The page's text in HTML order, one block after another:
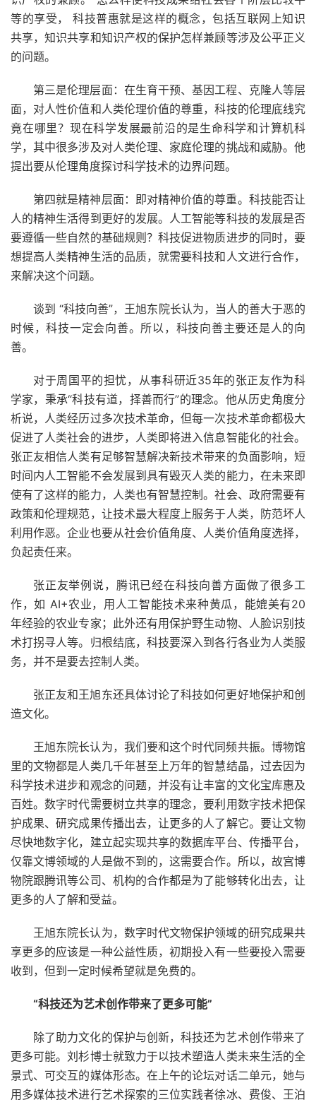
等的享受， 科技普惠就是这样的概念，包括互联网上知识
共享，知识共享和知识产权的保护怎样兼顾等涉及公平正义
的问题。
第三是伦理层面：在生育干预、基因工程、克隆人等层
面，对人性价值和人类伦理价值的尊重，科技的伦理底线究
竟在哪里？现在科学发展最前沿的是生命科学和计算机科
学，其中很多涉及对人类伦理、家庭伦理的挑战和威胁。他
提出要从伦理角度探讨科学技术的边界问题。
第四就是精神层面：即对精神价值的尊重。科技能否让
人的精神生活得到更好的发展。人工智能等科技的发展是否
要遵循一些自然的基础规则？科技促进物质进步的同时，要
想提高人类精神生活的品质，就需要科技和人文进行合作，
来解决这个问题。
谈到 “科技向善”，王旭东院长认为，当人的善大于恶的
时候，科技一定会向善。所以，科技向善主要还是人的向
善。
对于周国平的担忧，从事科研近35年的张正友作为科
学家，秉承“科技有道，择善而行”的理念。他从历史角度分
析说，人类经历过多次技术革命，但每一次技术革命都极大
促进了人类社会的进步，人类即将进入信息智能化的社会。
张正友相信人类有足够智慧解决新技术带来的负面影响，短
时间内人工智能不会发展到具有毁灭人类的能力，在未来即
使有了这样的能力，人类也有智慧控制。社会、政府需要有
政策和伦理规范，让技术最大程度上服务于人类，防范坏人
利用作恶。企业也要从社会价值角度、人类价值角度选择，
负起责任来。
张正友举例说，腾讯已经在科技向善方面做了很多工
作，如 AI+农业，用人工智能技术来种黄瓜，能媲美有20
年经验的农业专家；此外还有用保护野生动物、人脸识别技
术打拐寻人等。归根结底，科技要深入到各行各业为人类服
务，并不是要去控制人类。
张正友和王旭东还具体讨论了科技如何更好地保护和创
造文化。
王旭东院长认为，我们要和这个时代同频共振。博物馆
里的文物都是人类几千年甚至上万年的智慧结晶，过去因为
科学技术进步和观念的问题，并没有让丰富的文化宝库惠及
百姓。数字时代需要树立共享的理念，要利用数字技术把保
护成果、研究成果传播出去，让更多的人了解它。要让文物
尽快地数字化，建立起实现共享的数据库平台、传播平台，
仅靠文博领域的人是做不到的，这需要合作。所以，故宫博
物院跟腾讯等公司、机构的合作都是为了能够转化出去，让
更多的人了解和受益。
王旭东院长认为，数字时代文物保护领域的研究成果共
享更多的应该是一种公益性质，初期投入有一些要投入需要
收到，但到一定时候希望就是免费的。
“科技还为艺术创作带来了更多可能”
除了助力文化的保护与创新，科技还为艺术创作带来了
更多可能。刘杉博士就致力于以技术塑造人类未来生活的全
景式、可交互的媒体形态。在上午的论坛对话二单元，她与
用多媒体技术进行艺术探索的三位实践者徐冰、费俊、王泊